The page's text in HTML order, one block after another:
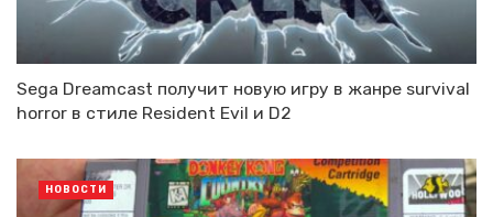
Sega Dreamcast получит новую игру в жанре survival
horror в стиле Resident Evil и D2
НОВОСТИ